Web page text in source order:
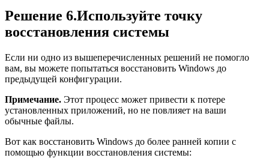
Решение 6.Используйте точку
восстановления системы
Если ни одно из вышеперечисленных решений не помогло
вам, вы можете попытаться восстановить Windows до
предыдущей конфигурации.
Примечание. Этот процесс может привести к потере
установленных приложений, но не повлияет на ваши
обычные файлы.
Вот как восстановить Windows до более ранней копии с
помощью функции восстановления системы: